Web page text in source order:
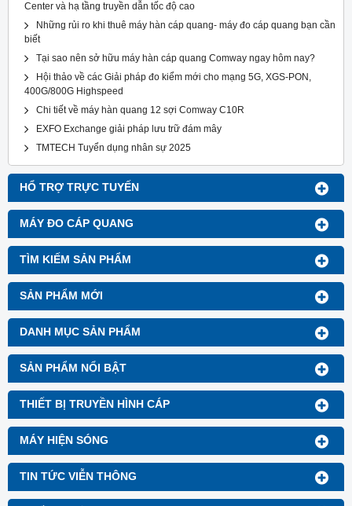
HỔ TRỢ TRỰC TUYẾN
MÁY ĐO CÁP QUANG
TÌM KIẾM SẢN PHẨM
SẢN PHẨM MỚI
DANH MỤC SẢN PHẨM
SẢN PHẨM NỔI BẬT
THIẾT BỊ TRUYỀN HÌNH CÁP
MÁY HIỆN SÓNG
TIN TỨC VIỄN THÔNG
Center và hạ tầng truyền dẫn tốc độ cao
Những rủi ro khi thuê máy hàn cáp quang- máy đo cáp quang bạn cần
biết
Tại sao nên sở hữu máy hàn cáp quang Comway ngay hôm nay?
Hội thảo về các Giải pháp đo kiểm mới cho mạng 5G, XGS-PON,
400G/800G Highspeed
Chi tiết về máy hàn quang 12 sợi Comway C10R
EXFO Exchange giải pháp lưu trữ đám mây
TMTECH Tuyển dụng nhân sự 2025